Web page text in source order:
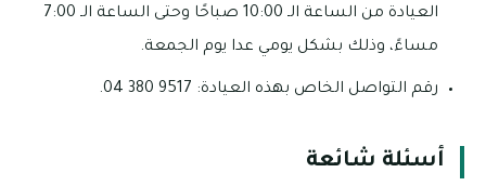
العيادة من الساعة الـ 10:00 صباحًا وحتى الساعة الـ 7:00
مساءً، وذلك بشكل يومي عدا يوم الجمعة.
رقم التواصل الخاص بهذه العيادة: 9517 380 04.
أسئلة شائعة